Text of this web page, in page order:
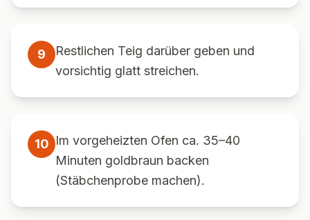
9
Restlichen Teig darüber geben und
vorsichtig glatt streichen.
10 Im vorgeheizten Ofen ca. 35–40
Minuten goldbraun backen
(Stäbchenprobe machen).